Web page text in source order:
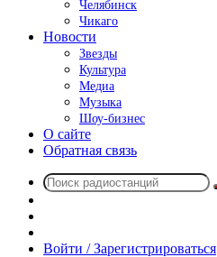
Челябинск
Чикаго
Новости
Звезды
Культура
Медиа
Музыка
Шоу-бизнес
О сайте
Обратная связь
радио
Войти / Зарегистрироваться